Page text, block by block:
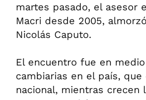
martes pasado, el asesor
Macri desde 2005,
Nicolás Caputo.
El encuentro fue en
cambiarias en el país,
nacional, mientras